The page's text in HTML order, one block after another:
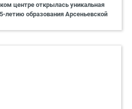
центре открылась уникальная
летию образования Арсеньевской